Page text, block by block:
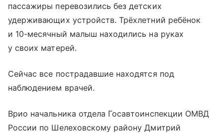
пассажиры перевозились без детских
удерживающих устройств. Трёхлетний ребёнок
и 10-месячный малыш находились на руках
у своих матерей.
Сейчас все пострадавшие находятся под
наблюдением врачей.
Врио начальника отдела Госавтоинспекции ОМВД
России по Шелеховскому району Дмитрий